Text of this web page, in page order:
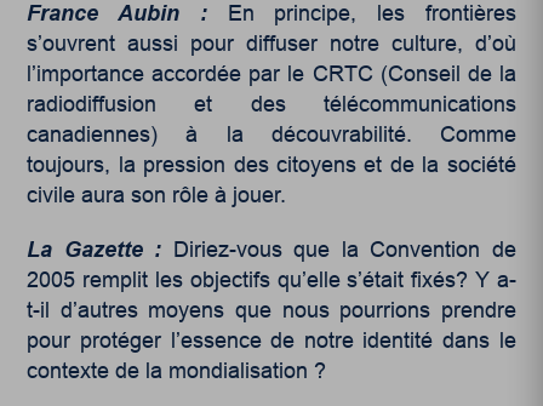
France Aubin :
En principe, les frontières
s’ouvrent aussi pour diffuser notre culture, d’où
l’importance accordée par le CRTC (Conseil de la
radiodiffusion et des télécommunications
canadiennes) à la découvrabilité. Comme
toujours, la pression des citoyens et de la société
civile aura son rôle à jouer.
La Gazette :
Diriez-vous que la Convention de
2005 remplit les objectifs qu’elle s’était fixés? Y a-
t-il d’autres moyens que nous pourrions prendre
pour protéger l’essence de notre identité dans le
contexte de la mondialisation ?